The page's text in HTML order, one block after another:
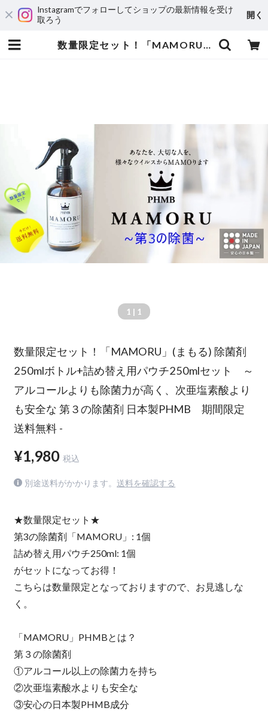
Instagramでフォローしてショップの最新情報を受け
取ろう
開く
数量限定セット！「MAMORU」(まもる) 除菌剤250mlボトル+詰め替え用パウチ250mlセット ～アルコールよりも除菌力が高く、次亜塩素酸よりも安全な 第３の除菌剤 日本製PHMB 期間限定送料無料 - | BEM PARTNER
1 | 1
数量限定セット！「MAMORU」(まもる) 除菌剤
250mlボトル+詰め替え用パウチ250mlセット ～
アルコールよりも除菌力が高く、次亜塩素酸より
も安全な 第３の除菌剤 日本製PHMB 期間限定
送料無料 -
¥1,980 税込
別途送料がかかります。 送料を確認する
★数量限定セット★
第3の除菌剤「MAMORU」: 1個
詰め替え用パウチ250ml: 1個
がセットになってお得！
こちらは数量限定となっておりますので、お見逃しな
く。
「​MAMORU」PHMBとは？
第３の除菌剤
①アルコール以上の除菌力を持ち
②次亜塩素酸水よりも安全な
③安心の日本製PHMB成分